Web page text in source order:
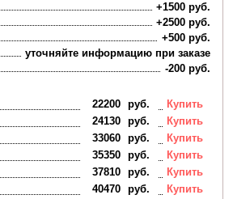
+1500 руб.
+2500 руб.
+500 руб.
уточняйте информацию при заказе
-200 руб.
22200 руб.
Купить
24130 руб.
Купить
33060 руб.
Купить
35350 руб.
Купить
37810 руб.
Купить
40470 руб.
Купить